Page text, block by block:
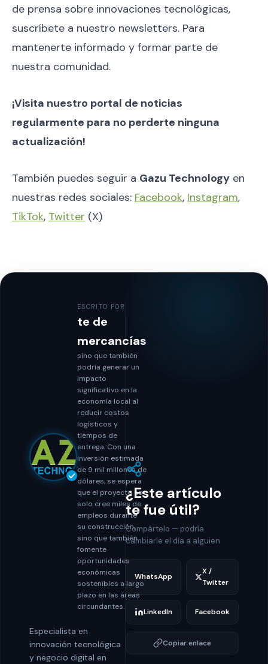
de prensa sobre innovaciones tecnológicas,
suscríbete a nuestro newsletters. Para
mantenerte informado y formar parte de
nuestra comunidad.
¡Visita nuestro portal de noticias
regularmente para no perderte ninguna
actualización!
También puedes seguir a Gazu Technology en
nuestras redes sociales: Facebook, Instagram,
TikTok, Twitter (X)
ESCRITO POR
te de
mercancías
sino que también
podría generar un
impacto
significativo en la
economía local al
reducir costos
logísticos y
tiempos de
entrega. Con una
inversión estimada
de 9 mil millones de
dólares, se espera
que el proyecto no
solo cree miles de
empleos durante
su construcción,
sino que también
fomente
oportunidades
económicas
sostenibles a largo
plazo en las áreas
circundantes.
Especialista en
innovación tecnológica
y negocio digital en
¿Este artículo
te fue útil?
Compártelo — podría
cambiarle el día a alguien
WhatsApp
X /
Twitter
LinkedIn Facebook
Copiar enlace